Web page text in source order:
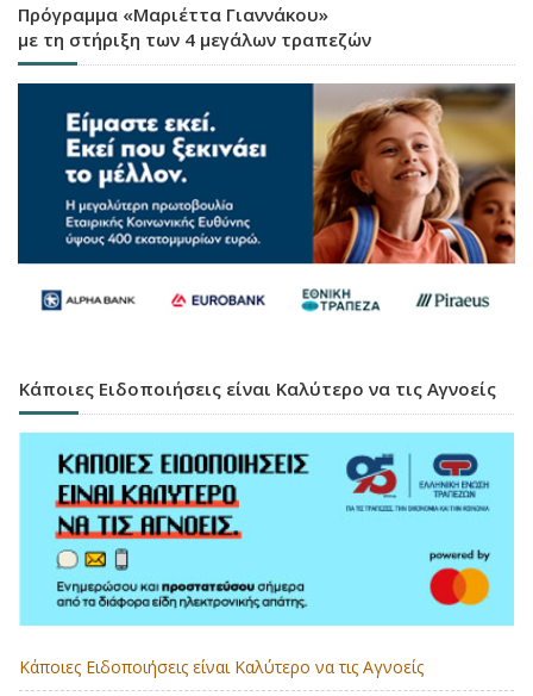
Πρόγραμμα «Μαριέττα Γιαννάκου»
με τη στήριξη των 4 μεγάλων τραπεζών
Κάποιες Ειδοποιήσεις είναι Καλύτερο να τις Αγνοείς
Κάποιες Ειδοποιήσεις είναι Καλύτερο να τις Αγνοείς